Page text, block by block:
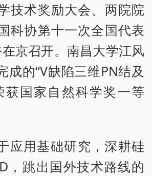
技术奖励大会、两院院
科协第十一次全国代表
京召开。南昌大学江风
成的“V缺陷三维PN结及
获国家自然科学奖一等
应用基础研究，深耕硅
，跳出国外技术路线的